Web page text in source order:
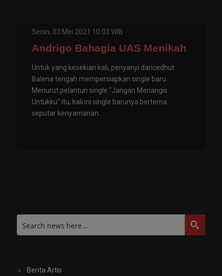
Senin, 03 Mei 2021 10:03 WIB
Andrigo Bahagia UAS Menikah
Untuk yang kesekian kali, penyanyi dancedhut
Balena tengah mempersiapkan single baru.
Menurut pelantun single "Jangan Menangis
Untukku" itu, kali ini single barunya bertema
seputar kenyamanan.
Berita Artis